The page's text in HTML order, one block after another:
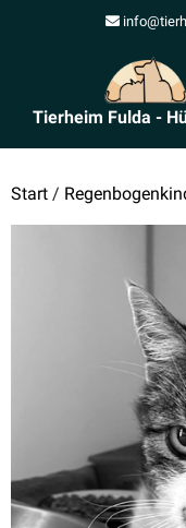
Tierheim Fulda -
Start /